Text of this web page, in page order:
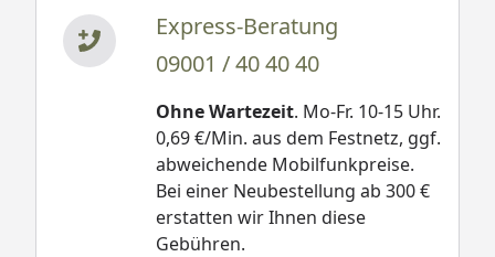
Express-Beratung
09001 / 40 40 40
Ohne Wartezeit. Mo-Fr. 10-15 Uhr.
0,69 €/Min. aus dem Festnetz, ggf.
abweichende Mobilfunkpreise.
Bei einer Neubestellung ab 300 €
erstatten wir Ihnen diese
Gebühren.